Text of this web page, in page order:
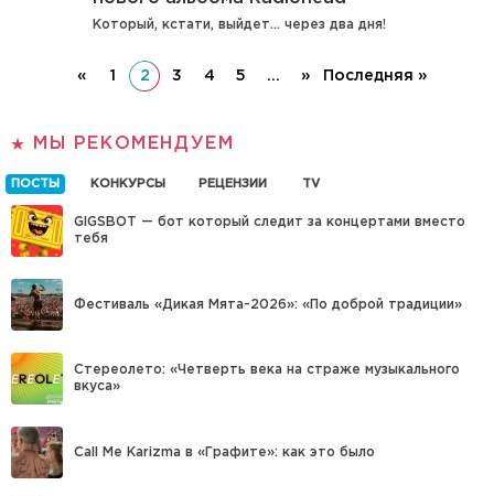
Который, кстати, выйдет… через два дня!
« 1 2 3 4 5 ... » Последняя »
МЫ РЕКОМЕНДУЕМ
ПОСТЫ КОНКУРСЫ РЕЦЕНЗИИ TV
GIGSBOT — бот который следит за концертами вместо
тебя
Фестиваль «Дикая Мята-2026»: «По доброй традиции»
Стереолето: «Четверть века на страже музыкального
вкуса»
Call Me Karizma в «Графите»: как это было